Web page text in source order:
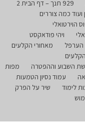
929 תנך – דף הבית 2
ועוד כמה צוררים
הוירטואלי
ויהי פודאקסט
הערפל
מאחורי הקלעים
השבוע וההפטרה
מפות
עמוד נסיון הטמעות
לימוד
שיר על הפרק